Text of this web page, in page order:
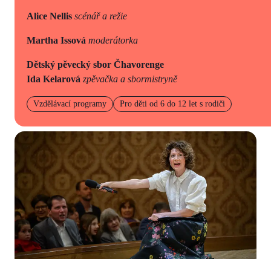
Alice Nellis scénář a režie
Martha Issová moderátorka
Dětský pěvecký sbor Čhavorenge
Ida Kelarová zpěvačka a sbormistryně
Vzdělávací programy Pro děti od 6 do 12 let s rodiči